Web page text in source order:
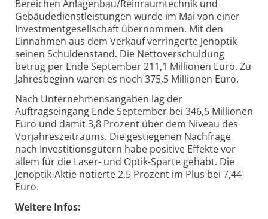
Bereichen Anlagenbau/Reinraumtechnik und
Gebäudedienstleistungen wurde im Mai von einer
Investmentgesellschaft übernommen. Mit den
Einnahmen aus dem Verkauf verringerte Jenoptik
seinen Schuldenstand. Die Nettoverschuldung
betrug per Ende September 211,1 Millionen Euro. Zu
Jahresbeginn waren es noch 375,5 Millionen Euro.
Nach Unternehmensangaben lag der
Auftragseingang Ende September bei 346,5 Millionen
Euro und damit 3,8 Prozent über dem Niveau des
Vorjahreszeitraums. Die gestiegenen Nachfrage
nach Investitionsgütern habe positive Effekte vor
allem für die Laser- und Optik-Sparte gehabt. Die
Jenoptik-Aktie notierte 2,5 Prozent im Plus bei 7,44
Euro.
Weitere Infos: